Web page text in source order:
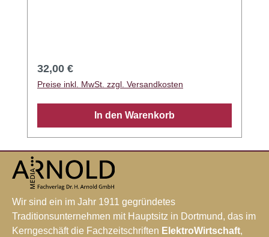
Jahresende möglich.
Regulärer Preis:
32,00 €
Preise inkl. MwSt. zzgl. Versandkosten
In den Warenkorb
Wir sind ein im Jahr 1911 gegründetes
Traditionsunternehmen mit Hauptsitz in Dortmund, das im
Kerngeschäft die Fachzeitschriften ElektroWirtschaft,